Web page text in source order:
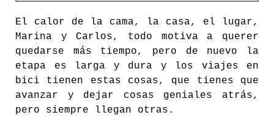
El calor de la cama, la casa, el lugar,
Marina y Carlos, todo motiva a querer
quedarse más tiempo, pero de nuevo la
etapa es larga y dura y los viajes en
bici tienen estas cosas, que tienes que
avanzar y dejar cosas geniales atrás,
pero siempre llegan otras.